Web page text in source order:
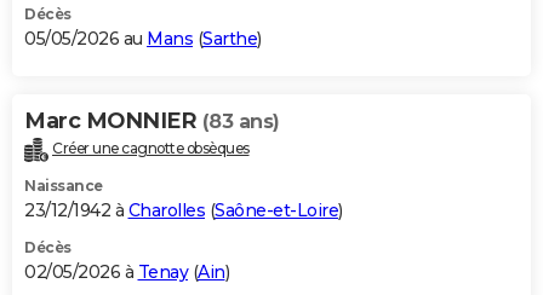
Décès
05/05/2026 au Mans (Sarthe)
Marc MONNIER (83 ans)
Créer une cagnotte obsèques
Naissance
23/12/1942 à Charolles (Saône-et-Loire)
Décès
02/05/2026 à Tenay(Ain)